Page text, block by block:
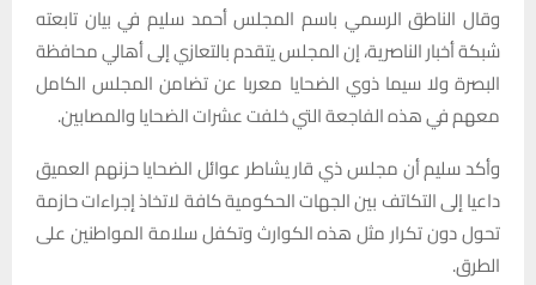
وقال الناطق الرسمي باسم المجلس أحمد سليم في بيان تابعته
شبكة أخبار الناصرية، إن المجلس يتقدم بالتعازي إلى أهالي محافظة
البصرة ولا سيما ذوي الضحايا معربا عن تضامن المجلس الكامل
معهم في هذه الفاجعة التي خلفت عشرات الضحايا والمصابين.
وأكد سليم أن مجلس ذي قار يشاطر عوائل الضحايا حزنهم العميق
داعيا إلى التكاتف بين الجهات الحكومية كافة لاتخاذ إجراءات حازمة
تحول دون تكرار مثل هذه الكوارث وتكفل سلامة المواطنين على
الطرق.